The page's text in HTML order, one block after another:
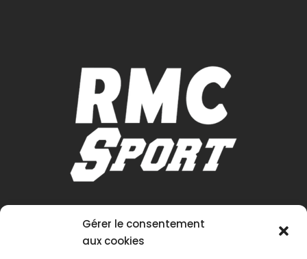
Gérer le consentement
aux cookies